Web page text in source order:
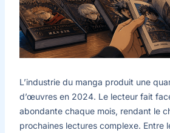
L’industrie du manga produit une
d’œuvres en 2024. Le lecteur fait
abondante chaque mois, rendant le
prochaines lectures complexe. Entre